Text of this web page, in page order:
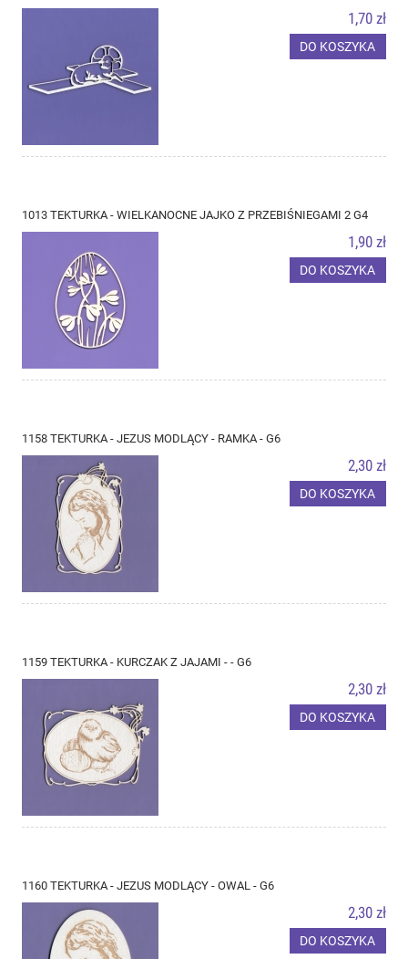
1,70 zł
DO KOSZYKA
1013 TEKTURKA - WIELKANOCNE JAJKO Z PRZEBIŚNIEGAMI 2 G4
1,90 zł
DO KOSZYKA
1158 TEKTURKA - JEZUS MODLĄCY - RAMKA - G6
2,30 zł
DO KOSZYKA
1159 TEKTURKA - KURCZAK Z JAJAMI - - G6
2,30 zł
DO KOSZYKA
1160 TEKTURKA - JEZUS MODLĄCY - OWAL - G6
2,30 zł
DO KOSZYKA